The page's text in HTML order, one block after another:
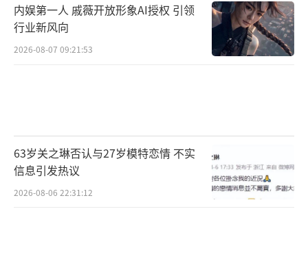
内娱第一人 戚薇开放形象AI授权 引领
行业新风向
2026-08-07 09:21:53
63岁关之琳否认与27岁模特恋情 不实
信息引发热议
2026-08-06 22:31:12